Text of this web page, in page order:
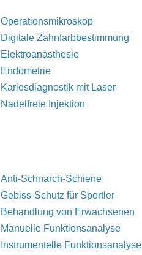
Operationsmikroskop
Digitale Zahnfarbbestimmung
Elektroanästhesie
Endometrie
Kariesdiagnostik mit Laser
Nadelfreie Injektion
Anti-Schnarch-Schiene
Gebiss-Schutz für Sportler
Behandlung von Erwachsenen
Manuelle Funktionsanalyse
Instrumentelle Funktionsanalyse